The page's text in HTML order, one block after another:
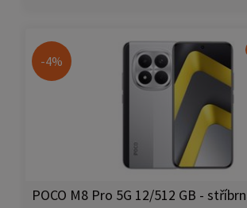
-4%
POCO M8 Pro 5G 12/512 GB -